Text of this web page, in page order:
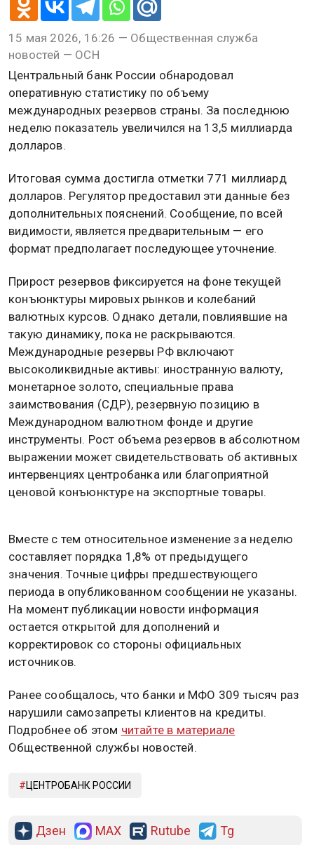
15 мая 2026, 16:26 — Общественная служба
новостей — ОСН
Центральный банк России обнародовал
оперативную статистику по объему
международных резервов страны. За последнюю
неделю показатель увеличился на 13,5 миллиарда
долларов.
Итоговая сумма достигла отметки 771 миллиард
долларов. Регулятор предоставил эти данные без
дополнительных пояснений. Сообщение, по всей
видимости, является предварительным — его
формат предполагает последующее уточнение.
Прирост резервов фиксируется на фоне текущей
конъюнктуры мировых рынков и колебаний
валютных курсов. Однако детали, повлиявшие на
такую динамику, пока не раскрываются.
Международные резервы РФ включают
высоколиквидные активы: иностранную валюту,
монетарное золото, специальные права
заимствования (СДР), резервную позицию в
Международном валютном фонде и другие
инструменты. Рост объема резервов в абсолютном
выражении может свидетельствовать об активных
интервенциях центробанка или благоприятной
ценовой конъюнктуре на экспортные товары.
Вместе с тем относительное изменение за неделю
составляет порядка 1,8% от предыдущего
значения. Точные цифры предшествующего
периода в опубликованном сообщении не указаны.
На момент публикации новости информация
остается открытой для дополнений и
корректировок со стороны официальных
источников.
Ранее сообщалось, что банки и МФО 309 тысяч раз
нарушили самозапреты клиентов на кредиты.
Подробнее об этом читайте в материале
Общественной службы новостей.
ЦЕНТРОБАНК РОССИИ
Дзен MAX Rutube Tg